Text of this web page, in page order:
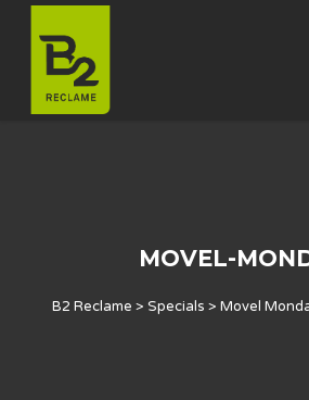
MOVEL-
B2 Reclame > Specials > Movel